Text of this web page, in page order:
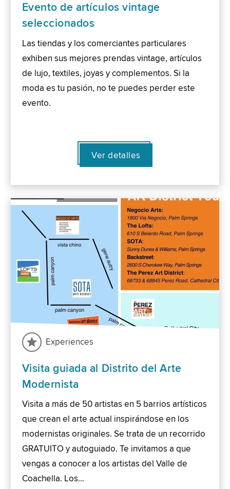
Evento de artículos vintage
seleccionados
Las tiendas y los comerciantes particulares
exhiben sus mejores prendas vintage, artículos
de lujo, textiles, joyas y complementos. Si la
moda es tu pasión, no te puedes perder este
evento.
Ver detalles
Experiences
Visita guiada al Distrito del Arte
Modernista
Visita a más de 50 artistas en 5 barrios artísticos
que crean el arte actual inspirándose en los
modernistas originales. Se trata de un recorrido
GRATUITO y autoguiado. Te invitamos a que
vengas a conocer a los artistas del Valle de
Coachella. Los…